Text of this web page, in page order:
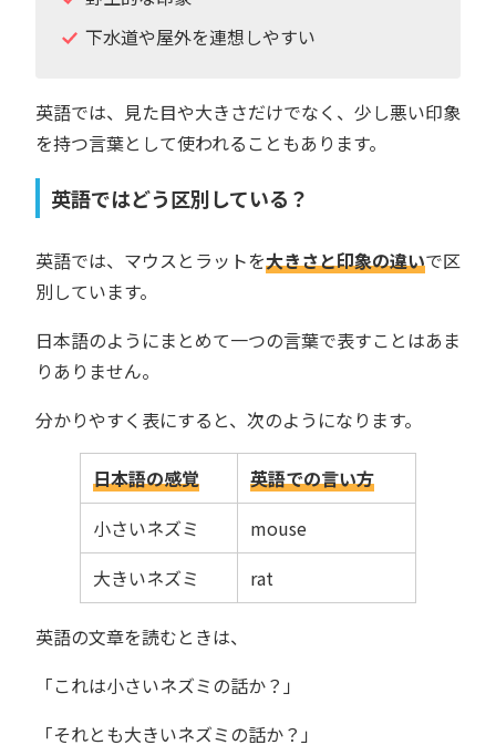
下水道や屋外を連想しやすい
英語では、見た目や大きさだけでなく、少し悪い印象
を持つ言葉として使われることもあります。
英語ではどう区別している？
英語では、マウスとラットを大きさと印象の違いで区
別しています。
日本語のようにまとめて一つの言葉で表すことはあま
りありません。
分かりやすく表にすると、次のようになります。
日本語の感覚
英語での言い方
小さいネズミ
mouse
大きいネズミ
rat
英語の文章を読むときは、
「これは小さいネズミの話か？」
「それとも大きいネズミの話か？」